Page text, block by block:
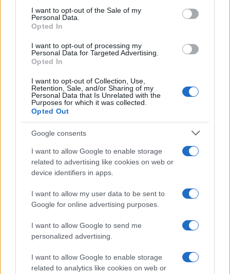
consent section.
I want to opt-out of the Sale of my
Personal Data.
Opted In
I want to opt-out of processing my
Personal Data for Targeted Advertising.
Opted In
I want to opt-out of Collection, Use,
Retention, Sale, and/or Sharing of my
Personal Data that Is Unrelated with the
Purposes for which it was collected.
Opted Out
Google consents
I want to allow Google to enable storage
related to advertising like cookies on web or
device identifiers in apps.
I want to allow my user data to be sent to
Google for online advertising purposes.
I want to allow Google to send me
personalized advertising.
I want to allow Google to enable storage
related to analytics like cookies on web or
Comicon Napoli 2026: la sfida decisiva tra i migliori club
Andrea Conforti · 7 Ago 2026
PIÙ LETTI
Ampverse, 12 milioni per la nuova divisione Web3: il
Esports F1: guida ai setup entry-level senza sprechi
Dagli anni ’70 ai giorni nostri: la storia e l’impatto degli
eSport
Fanatec F1® Esports V2: il volante professionale per
appassionati di Formula 1